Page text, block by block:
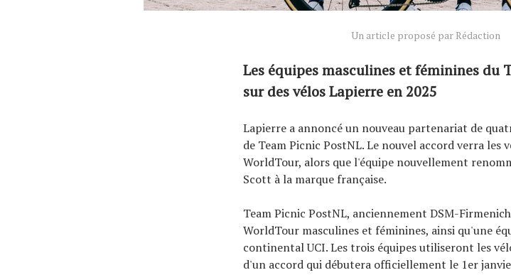
Un article proposé par Rédaction
Les équipes masculines et féminines du
sur des vélos Lapierre en 2025
Lapierre a annoncé un nouveau partenariat de
de Team Picnic PostNL. Le nouvel accord verra les
WorldTour, alors que l'équipe nouvellement
Scott à la marque française.
Team Picnic PostNL, anciennement DSM-
WorldTour masculines et féminines, ainsi qu'une
continental UCI. Les trois équipes utiliseront les
d'un accord qui débutera officiellement le 1er